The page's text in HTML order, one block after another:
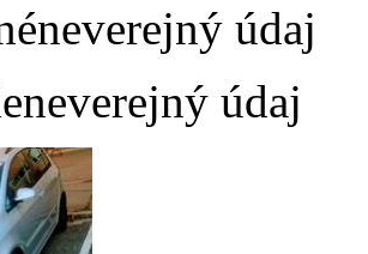
neverejný údaj
neverejný údaj